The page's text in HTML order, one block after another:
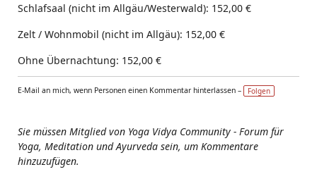
Schlafsaal (nicht im Allgäu/Westerwald): 152,00 €
Zelt / Wohnmobil (nicht im Allgäu): 152,00 €
Ohne Übernachtung: 152,00 €
E-Mail an mich, wenn Personen einen Kommentar hinterlassen – Folgen
Sie müssen Mitglied von Yoga Vidya Community - Forum für
Yoga, Meditation und Ayurveda sein, um Kommentare
hinzuzufügen.